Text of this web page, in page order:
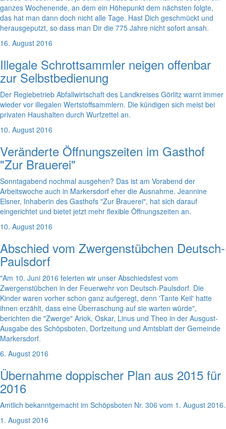
ganzes Wochenende, an dem ein Höhepunkt dem nächsten folgte,
das hat man dann doch nicht alle Tage. Hast Dich geschmückt und
herausgeputzt, so dass man Dir die 775 Jahre nicht sofort ansah.
16. August 2016
Illegale Schrottsammler neigen offenbar
zur Selbstbedienung
Der Regiebetrieb Abfallwirtschaft des Landkreises Görlitz warnt immer
wieder vor illegalen Wertstoffsammlern. Die kündigen sich meist bei
privaten Haushalten durch Wurfzettel an.
10. August 2016
Veränderte Öffnungszeiten im Gasthof
"Zur Brauerei"
Sonntagabend nochmal ausgehen? Das ist am Vorabend der
Arbeitswoche auch in Markersdorf eher die Ausnahme. Jeannine
Elsner, Inhaberin des Gasthofs "Zur Brauerei", hat sich darauf
eingerichtet und bietet jetzt mehr flexible Öffnungszeiten an.
10. August 2016
Abschied vom Zwergenstübchen Deutsch-
Paulsdorf
"Am 10. Juni 2016 feierten wir unser Abschiedsfest vom
Zwergenstübchen in der Feuerwehr von Deutsch-Paulsdorf. Die
Kinder waren vorher schon ganz aufgeregt, denn 'Tante Keil' hatte
ihnen erzählt, dass eine Überraschung auf sie warten würde",
berichten die "Zwerge" Ariok, Oskar, Linus und Theo in der Ausgust-
Ausgabe des Schöpsboten, Dorfzeitung und Amtsblatt der Gemeinde
Markersdorf.
6. August 2016
Übernahme doppischer Plan aus 2015 für
2016
Amtlich bekanntgemacht im Schöpsboten Nr. 306 vom 1. August 2016.
1. August 2016